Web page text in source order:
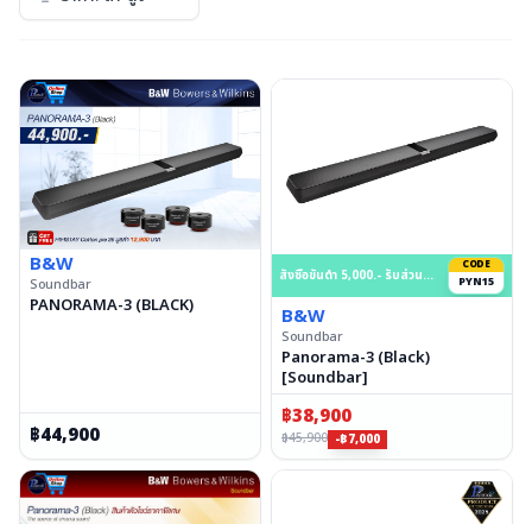
B&W
Soundbar
PANORAMA-3 (BLACK)
฿44,900
สั่งซื้อขั้นต่ำ 5,000.- รับส่วนลด 15% สูงสุด 50,000.- บาท
CODE
PYN15
B&W
Soundbar
Panorama-3 (Black)
[Soundbar]
฿38,900
฿45,900 -฿7,000